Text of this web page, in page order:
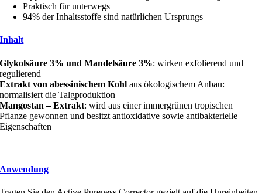
Praktisch für unterwegs
94% der Inhaltsstoffe sind natürlichen Ursprungs
Inhalt
Glykolsäure 3% und Mandelsäure 3%: wirken exfolierend und
regulierend
Extrakt von abessinischem Kohl aus ökologischem Anbau:
normalisiert die Talgproduktion
Mangostan – Extrakt: wird aus einer immergrünen tropischen
Pflanze gewonnen und besitzt antioxidative sowie antibakterielle
Eigenschaften
Anwendung